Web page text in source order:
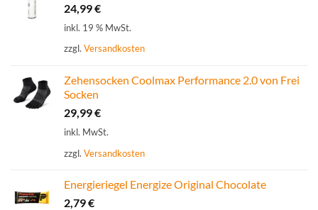
24,99€
inkl. 19 % MwSt.
zzgl. Versandkosten
Zehensocken Coolmax Performance 2.0 von Frei
Socken
29,99€
inkl. MwSt.
zzgl. Versandkosten
Energieriegel Energize Original Chocolate
2,79€